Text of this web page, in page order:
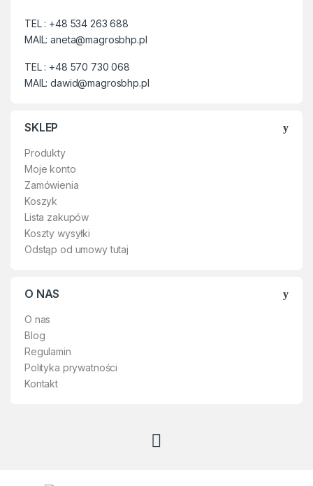
✔Zapewniają ochronę: rąk i
nadgarstków przed drobnymi
przed oparzeniem w wyniku
krótkotrwałego kontaktu z
rozgrzaną powierzchnią lub
promieniowaniem UV
pochodzącym od łuku.
✔Doskonała jakość wykonania
rękawic przekłada się na
równie wysoki poziom
bezpieczeństwa.
✔ Właściwości ochronne
obejmują całą rękawicę.
metalurgicznym i odlewniczym
elementami w przemyśle
tworzyw sztucznych,
motoryzacyjnym,
papierniczym, przy obróbce
TEL : +48 534 263 688
MAIL: aneta@magrosbhp.pl
TEL : +48 570 730 068
MAIL: dawid@magrosbhp.pl
SKLEP
Produkty
Moje konto
Zamówienia
Koszyk
Lista zakupów
Koszty wysyłki
Odstąp od umowy tutaj
O NAS
O nas
Blog
Regulamin
Polityka prywatności
Kontakt